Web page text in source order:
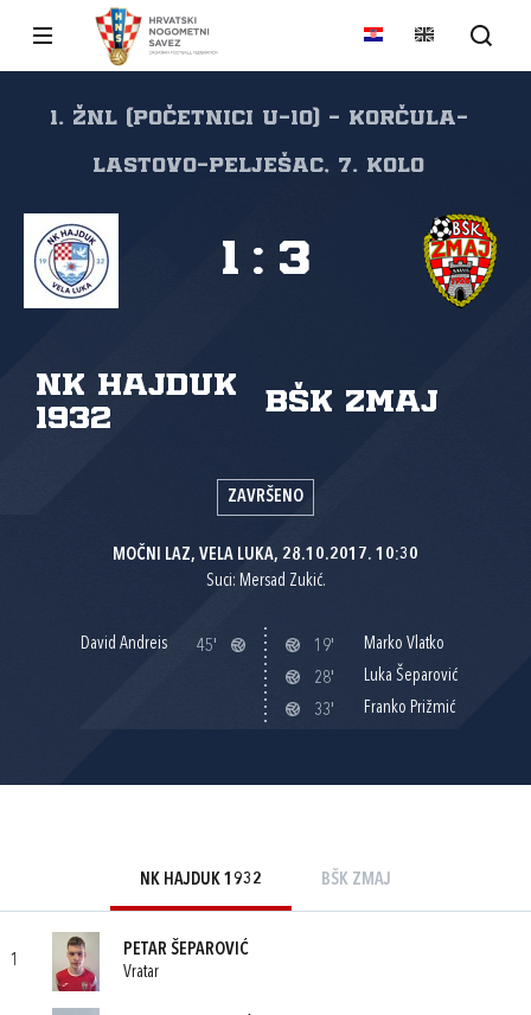
1. ŽNL (početnici U-10) - Korčula-
Lastovo-Pelješac, 7. kolo
NK Hajduk
1932
BŠK Zmaj
1 : 3
ZAVRŠENO
MOČNI LAZ, VELA LUKA, 28.10.2017. 10:30
Suci: Mersad Zukić.
David Andreis 45' 19'
Marko Vlatko
28'
Luka Šeparović
33'
Franko Prižmić
NK HAJDUK 1932 BŠK ZMAJ
1
PETAR ŠEPAROVIĆ
Vratar